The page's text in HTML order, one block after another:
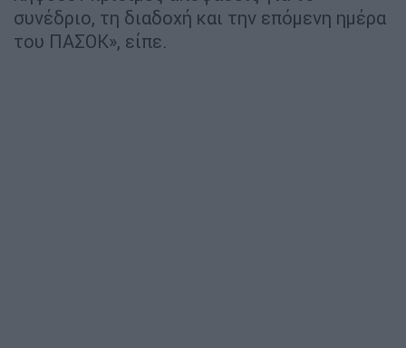
συνέδριο, τη διαδοχή και την επόμενη ημέρα
του ΠΑΣΟΚ», είπε.